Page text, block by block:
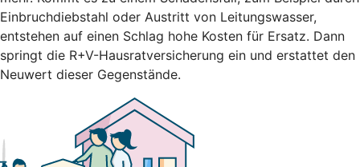
Einbruchdiebstahl oder Austritt von Leitungswasser,
entstehen auf einen Schlag hohe Kosten für Ersatz. Dann
springt die R+V-Hausratversicherung ein und erstattet den
Neuwert dieser Gegenstände.